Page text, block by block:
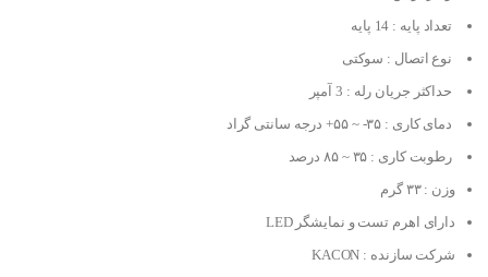
تعداد پایه : 14 پایه
نوع اتصال : سوکتی
حداکثر جریان رله : 3 آمپر
دمای کاری : ۳۵- ~ ۵۵+ درجه سانتی گراد
رطوبت کاری : ۳۵ ~ ۸۵ درصد
وزن : ۳۳ گرم
دارای اهرم تست و نمایشگر LED
شرکت سازنده : KACON